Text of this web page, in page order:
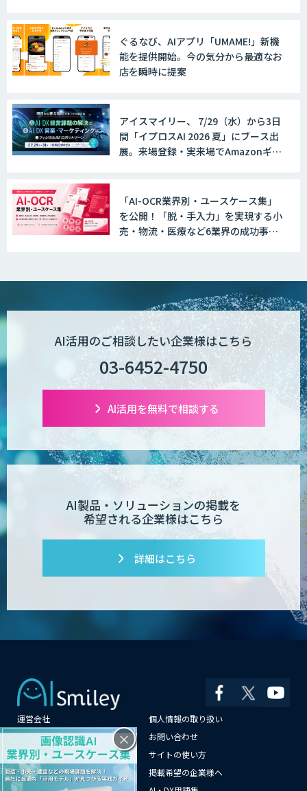
ぐるなび、AIアプリ「UMAME!」新機
能を提供開始。今の気分から最適なお
店を瞬時に提案
アイスマイリー、 7/29（水）から3日
間「イプロスAI 2026 夏」にブース出
展。来場登録・実来場でAmazonギフ
「AI-OCR業界別・ユースケース集」
を公開！「脱・手入力」を実現する小
売・物流・医療など6業界の成功事例
AI活用のご相談したい企業様はこちら
03-6452-4750
AI活用を無料で相談する
AI製品・ソリューションの掲載を
希望される企業様はこちら
詳細はこちら
運営会社
個人情報の取り扱い
よくある質問
お問い合わせ
メールマガジン登録
サイトの使い方
情報提供はこちらから
掲載希望の企業様へ
×